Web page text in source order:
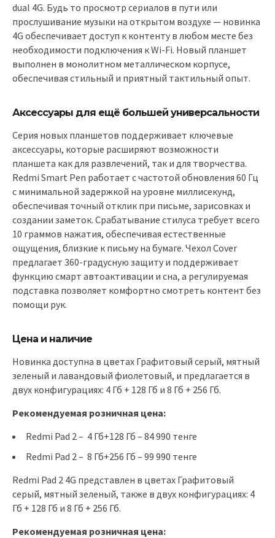
dual 4G. Будь то просмотр сериалов в пути или
прослушивание музыки на открытом воздухе — новинка
4G обеспечивает доступ к контенту в любом месте без
необходимости подключения к Wi-Fi. Новый планшет
выполнен в монолитном металлическом корпусе,
обеспечивая стильный и приятный тактильный опыт.
Аксессуары для ещё большей универсальности
Серия новых планшетов поддерживает ключевые
аксессуары, которые расширяют возможности
планшета как для развлечений, так и для творчества.
Redmi Smart Pen работает с частотой обновления 60 Гц
с минимальной задержкой на уровне миллисекунд,
обеспечивая точный отклик при письме, зарисовках и
создании заметок. Срабатывание стилуса требует всего
10 граммов нажатия, обеспечивая естественные
ощущения, близкие к письму на бумаге. Чехол Cover
предлагает 360-градусную защиту и поддерживает
функцию смарт автоактивации и сна, а регулируемая
подставка позволяет комфортно смотреть контент без
помощи рук.
Цена и наличие
Новинка доступна в цветах Графитовый серый, мятный
зеленый и лавандовый фиолетовый, и предлагается в
двух конфигурациях: 4 Гб + 128 Гб и 8 Гб + 256 Гб.
Рекомендуемая розничная цена:
Redmi Pad 2 – 4 Гб+128 Гб – 84 990 тенге
Redmi Pad 2 – 8 Гб+256 Гб – 99 990 тенге
Redmi Pad 2 4G представлен в цветах Графитовый
серый, мятный зеленый, также в двух конфигурациях: 4
Гб + 128 Гб и 8 Гб + 256 Гб.
Рекомендуемая розничная цена: